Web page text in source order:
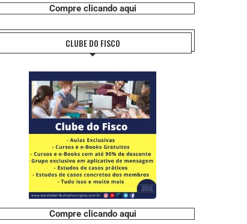
#CHARGE: CERCA DE 30% DOS
Compre clicando aqui
CLUBE DO FISCO
Compre clicando aqui